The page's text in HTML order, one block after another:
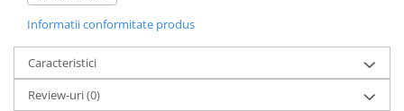
Specificatii tehnice
Compatibilitate:XS
Brand:SMK BIONIC KIDS
Tip:Casca integrala
Culoare:Negru mat
Informatii conformitate produs
Caracteristici
Review-uri(0)